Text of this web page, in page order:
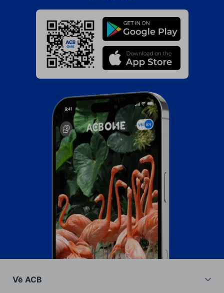
Về ACB